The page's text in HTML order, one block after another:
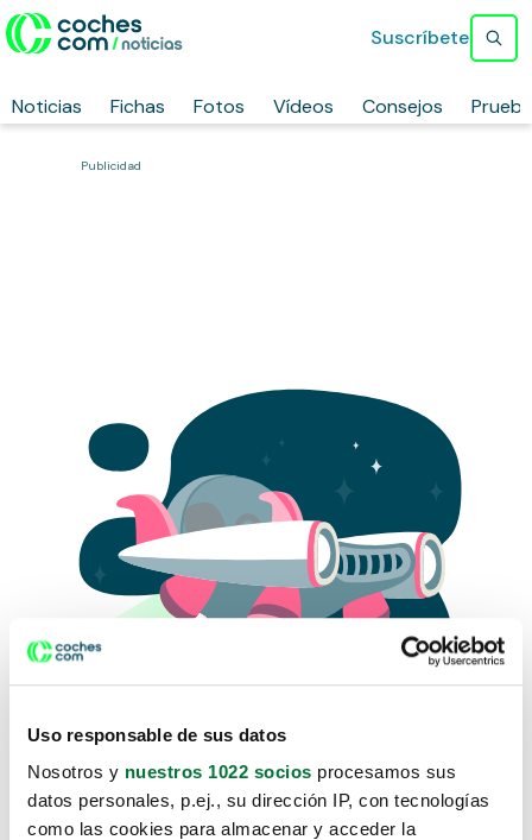
Uso responsable de sus datos
Nosotros y nuestros 1022 socios procesamos sus
datos personales, p.ej., su dirección IP, con tecnologías
como las cookies para almacenar y acceder la
Noticias Fichas Fotos Vídeos Consejos
Suscríbete
Publicidad